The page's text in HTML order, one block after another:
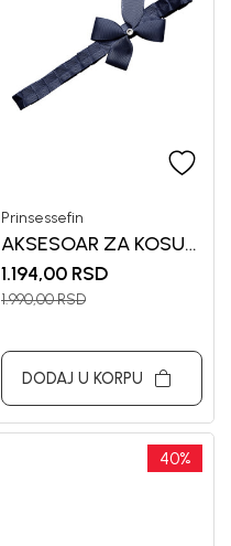
Prinsessefin
AKSESOAR ZA KOSU
ZA DEVOJCICE
PRINSESSEF
1.194,00 RSD
1.990,00RSD
DODAJ U KORPU
40%